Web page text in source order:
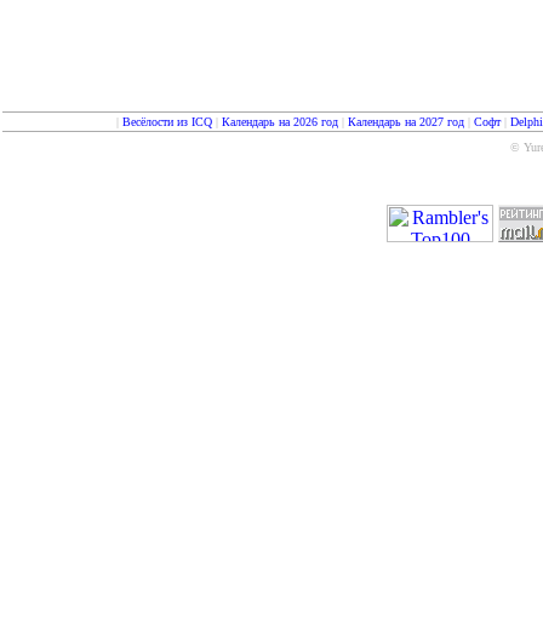
Весёлости из ICQ| Календарь на 2026 год| Календарь на 2027 год| Софт|
©